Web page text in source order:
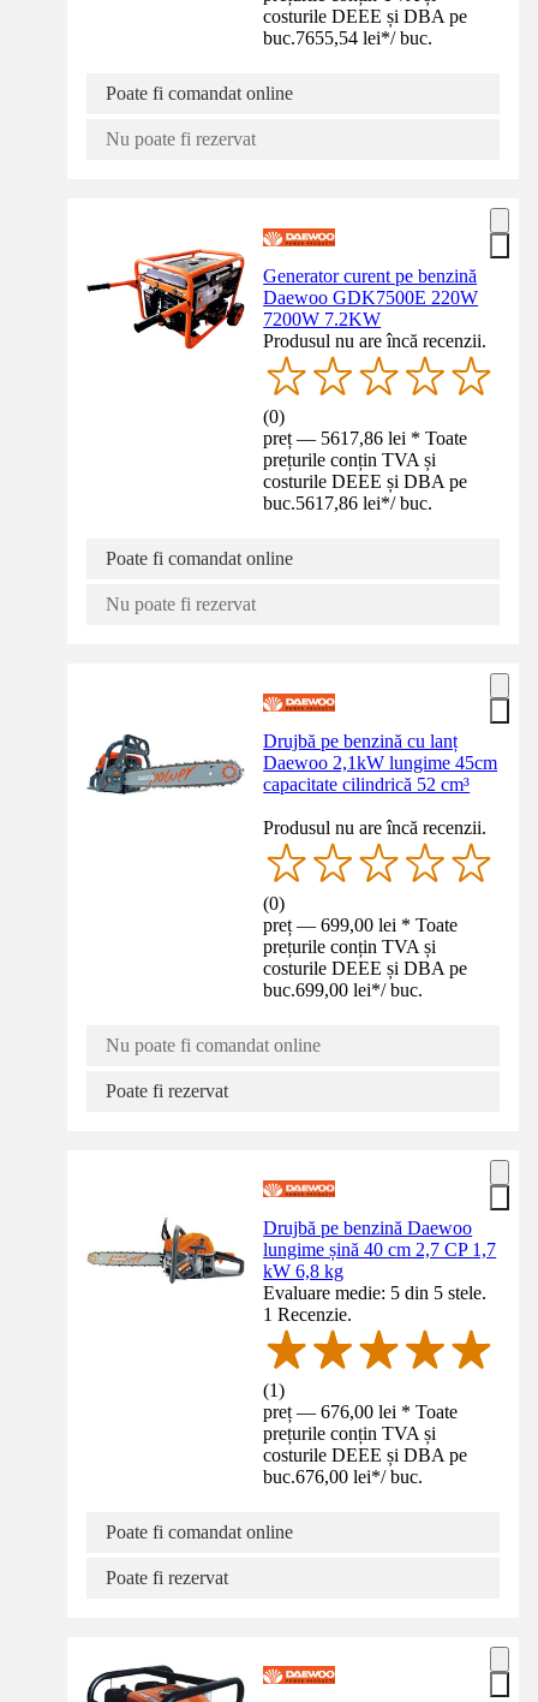
costurile DEEE și DBA pe
buc.7655,54 lei*/ buc.
Poate fi comandat online
Nu poate fi rezervat
Generator curent pe benzină
Daewoo GDK7500E 220W
7200W 7.2KW
Produsul nu are încă recenzii.
(0)
preț — 5617,86 lei * Toate
prețurile conțin TVA și
costurile DEEE și DBA pe
buc.5617,86 lei*/ buc.
Poate fi comandat online
Nu poate fi rezervat
Drujbă pe benzină cu lanț
Daewoo 2,1kW lungime 45cm
capacitate cilindrică 52 cm³
Produsul nu are încă recenzii.
(0)
preț — 699,00 lei * Toate
prețurile conțin TVA și
costurile DEEE și DBA pe
buc.699,00 lei*/ buc.
Nu poate fi comandat online
Poate fi rezervat
Drujbă pe benzină Daewoo
lungime șină 40 cm 2,7 CP 1,7
kW 6,8 kg
Evaluare medie: 5 din 5 stele.
1 Recenzie.
(1)
preț — 676,00 lei * Toate
prețurile conțin TVA și
costurile DEEE și DBA pe
buc.676,00 lei*/ buc.
Poate fi comandat online
Poate fi rezervat